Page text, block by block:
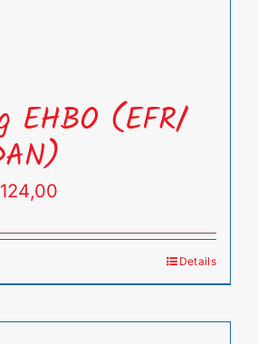
EHBO (EFR/
124,00
€ 124,00
Details